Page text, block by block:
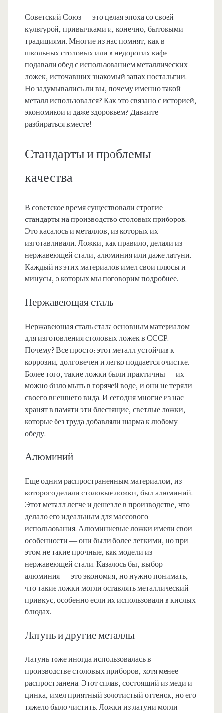
Советский Союз — это целая эпоха со своей
культурой, привычками и, конечно, бытовыми
традициями. Многие из нас помнят, как в
школьных столовых или в недорогих кафе
подавали обед с использованием металлических
ложек, источавших знакомый запах ностальгии.
Но задумывались ли вы, почему именно такой
металл использовался? Как это связано с историей,
экономикой и даже здоровьем? Давайте
разбираться вместе!
Стандарты и проблемы
качества
В советское время существовали строгие
стандарты на производство столовых приборов.
Это касалось и металлов, из которых их
изготавливали. Ложки, как правило, делали из
нержавеющей стали, алюминия или даже латуни.
Каждый из этих материалов имел свои плюсы и
минусы, о которых мы поговорим подробнее.
Нержавеющая сталь
Нержавеющая сталь стала основным материалом
для изготовления столовых ложек в СССР.
Почему? Все просто: этот металл устойчив к
коррозии, долговечен и легко поддается очистке.
Более того, такие ложки были практичны — их
можно было мыть в горячей воде, и они не теряли
своего внешнего вида. И сегодня многие из нас
хранят в памяти эти блестящие, светлые ложки,
которые без труда добавляли шарма к любому
обеду.
Алюминий
Еще одним распространенным материалом, из
которого делали столовые ложки, был алюминий.
Этот металл легче и дешевле в производстве, что
делало его идеальным для массового
использования. Алюминиевые ложки имели свои
особенности — они были более легкими, но при
этом не такие прочные, как модели из
нержавеющей стали. Казалось бы, выбор
алюминия — это экономия, но нужно понимать,
что такие ложки могли оставлять металлический
привкус, особенно если их использовали в кислых
блюдах.
Латунь и другие металлы
Латунь тоже иногда использовалась в
производстве столовых приборов, хотя менее
распространена. Этот сплав, состоящий из меди и
цинка, имел приятный золотистый оттенок, но его
тяжело было чистить. Ложки из латуни могли